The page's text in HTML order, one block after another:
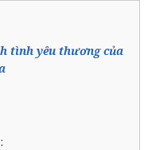
tình yêu thương của